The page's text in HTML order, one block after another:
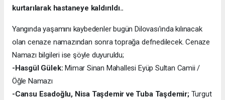
kurtarılarak hastaneye kaldırıldı..
Yangında yaşamını kaybedenler bugün Dilovası'ında kılınacak
olan cenaze namazından sonra toprağa defnedilecek. Cenaze
Namazı bilgileri ise şöyle duyuruldu;
-Hasgül Gülek: Mimar Sinan Mahallesi Eyüp Sultan Camii /
Öğle Namazı
-Cansu Esadoğlu, Nisa Taşdemir ve Tuba Taşdemir; Turgut